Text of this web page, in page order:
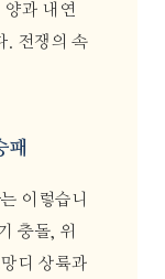
양과 내연
. 전쟁의 속
패
이렇습니
충돌, 위
디 상륙과